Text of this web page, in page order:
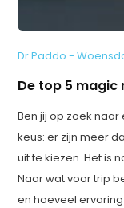
Dr.Paddo -
De top 5 magic
Ben jij op zoek
keus: er zijn meer
uit te kiezen. Het is
Naar wat voor trip
en hoeveel